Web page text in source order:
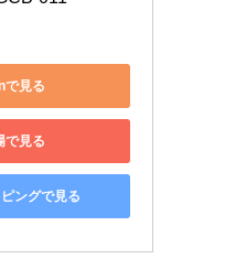
で見る
で見る
ングで見る